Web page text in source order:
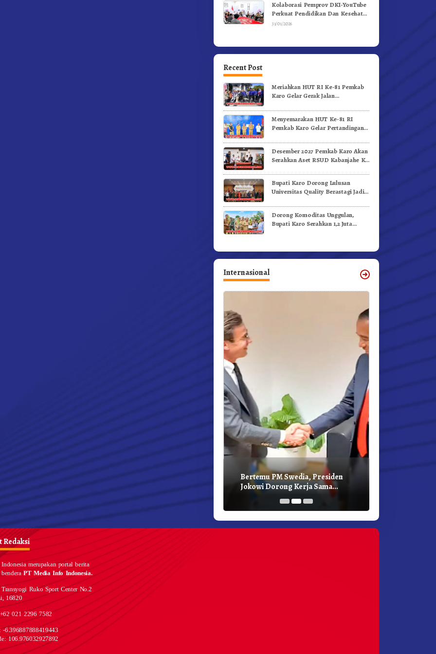
Kolaborasi Pemprov DKI-YouTube
Perkuat Pendidikan Dan Kesehatan
Mental
31/01/2026
Recent Post
Meriahkan HUT RI Ke-81 Pemkab
Karo Gelar Gerak Jalan
Menyemarakan HUT Ke-81 RI
Pemkab Karo Gelar Pertandingan
Desember 2027 Pemkab Karo Akan
Serahkan Aset RSUD Kabanjahe Ke
Bupati Karo Dorong Lulusan
Universitas Quality Berastagi Jadi
Dorong Komoditas Unggulan,
Bupati Karo Serahkan 1,2 Juta
Internasional
Bertemu PM Swedia, Presiden
Jokowi Dorong Kerja Sama
Pembangunan Hijau
Redaksi
Indonesia merupakan portal berita
benderaPT Media Info Indonesia.
Ruko Sport Center No.2
16820
021 2296 7582
-6.396887888419443
106.976032927892